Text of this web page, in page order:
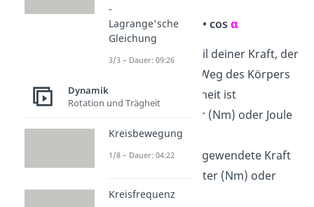
F
• cosα
„F
s
ist der Teil deiner Kraft, der
parallel zum Weg des Körpers
wirkt. Die Einheit ist
Newtonmeter (Nm) oder Joule
(J).
„F“ist die aufgewendete Kraft
in Newtonmeter (Nm) oder
Joule (J).
-
Lagrange'sche
Gleichung
3/3 – Dauer: 09:26
Dynamik
Rotation und Trägheit
Kreisbewegung
1/8 – Dauer: 04:22
Kreisfrequenz